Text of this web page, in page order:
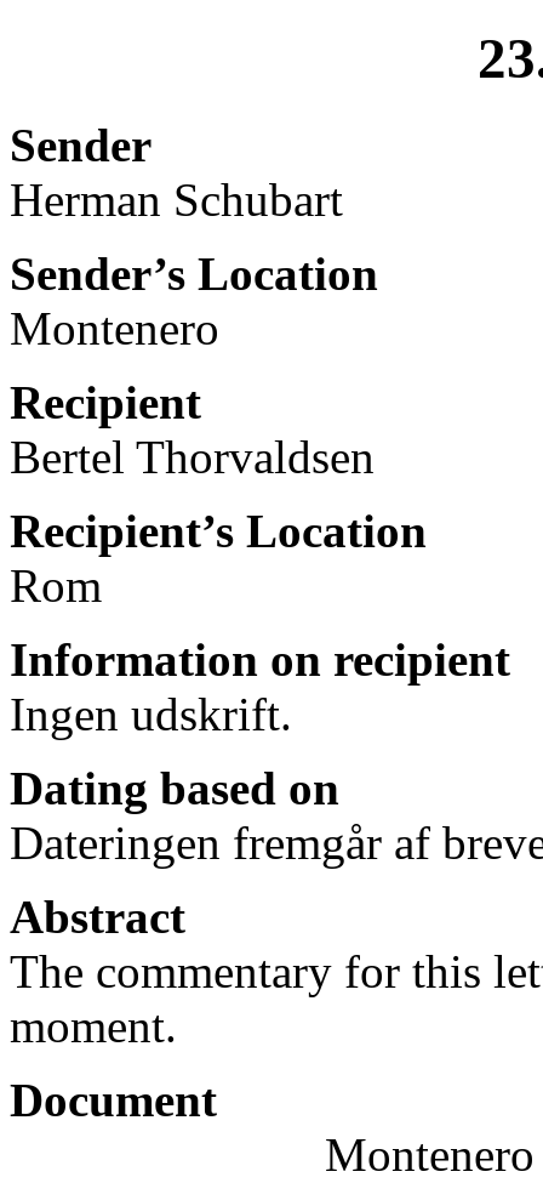
Sender
Herman Schubart
Sender’s Location
Montenero
Recipient
Bertel Thorvaldsen
Recipient’s Location
Rom
Information on recipient
Ingen udskrift.
Dating based on
Dateringen fremgår af
Abstract
The commentary for this
moment.
Document